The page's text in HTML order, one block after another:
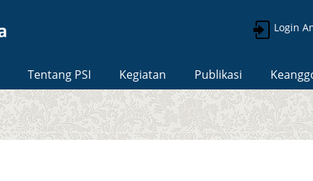
Login
Tentang PSI Kegiatan Publikasi